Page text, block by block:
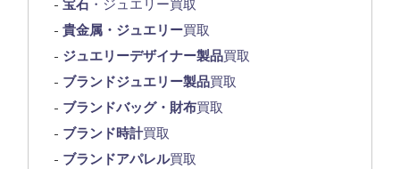
宝石 ・ジュエリー買取
貴金属・ジュエリー買取
ジュエリーデザイナー製品買取
ブランドジュエリー製品買取
ブランドバッグ・財布買取
ブランド時計買取
ブランドアパレル買取